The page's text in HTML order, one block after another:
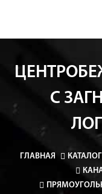
С
ГЛАВНАЯ КАТАЛОГ